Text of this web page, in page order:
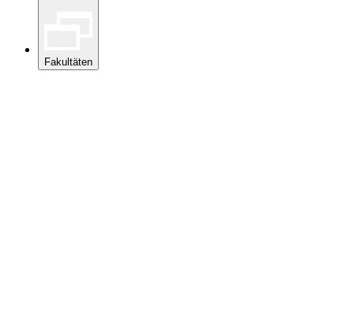
Fakultäten